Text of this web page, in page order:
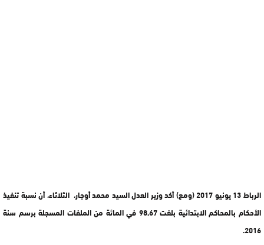
الرباط 13 يونيو 2017 (ومع) أكد وزير العدل السيد محمد أوجار، الثلاثاء، أن نسبة تنفيذ
الأحكام بالمحاكم الابتدائية بلغت 98,67 في المائة من الملفات المسجلة برسم سنة
2016.